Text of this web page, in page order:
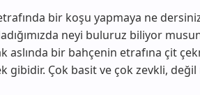
bir koşu yapmaya ne
neyi buluruz biliyor
aslında bir bahçenin etrafına çit
gibidir. Çok basit ve çok zevkli, değil